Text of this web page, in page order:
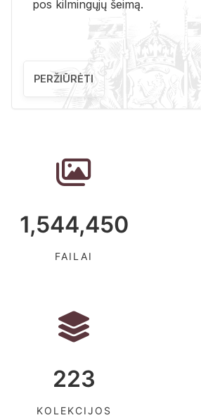
pos kil­min­gų­jų šei­mą.
PERŽIŪRĖTI
1,544,450
FAILAI
223
KOLEKCIJOS